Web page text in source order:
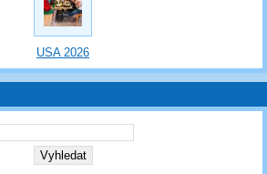
USA 2026